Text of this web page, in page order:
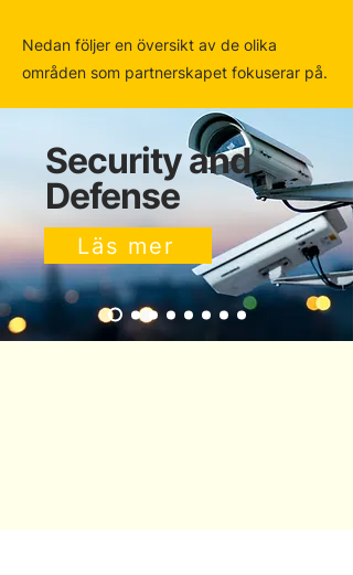
Nedan följer en översikt av de olika
områden som partnerskapet fokuserar på.
Security and
Defense
Läs mer